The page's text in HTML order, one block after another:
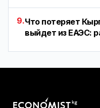
9.Что потеряет
выйдет из ЕАЭС: